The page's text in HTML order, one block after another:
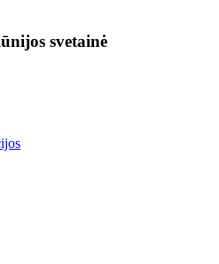
svetainė